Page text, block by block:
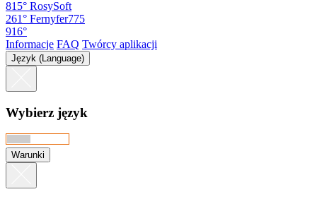
815° RosySoft
261° Fernyfer775
916°
Informacje FAQ Twórcy aplikacji
Język (Language)
Wybierz język
Warunki